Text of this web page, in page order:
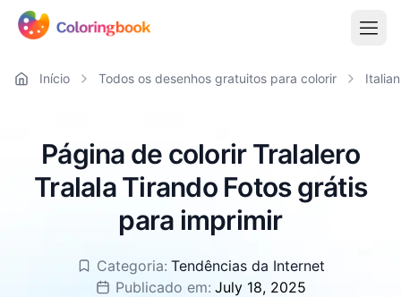
Início Todos os desenhos gratuitos para colorir
Página de colorir Tralalero
Tralala Tirando Fotos grátis
para imprimir
Categoria: Tendências da Internet
Publicado em: July 18, 2025